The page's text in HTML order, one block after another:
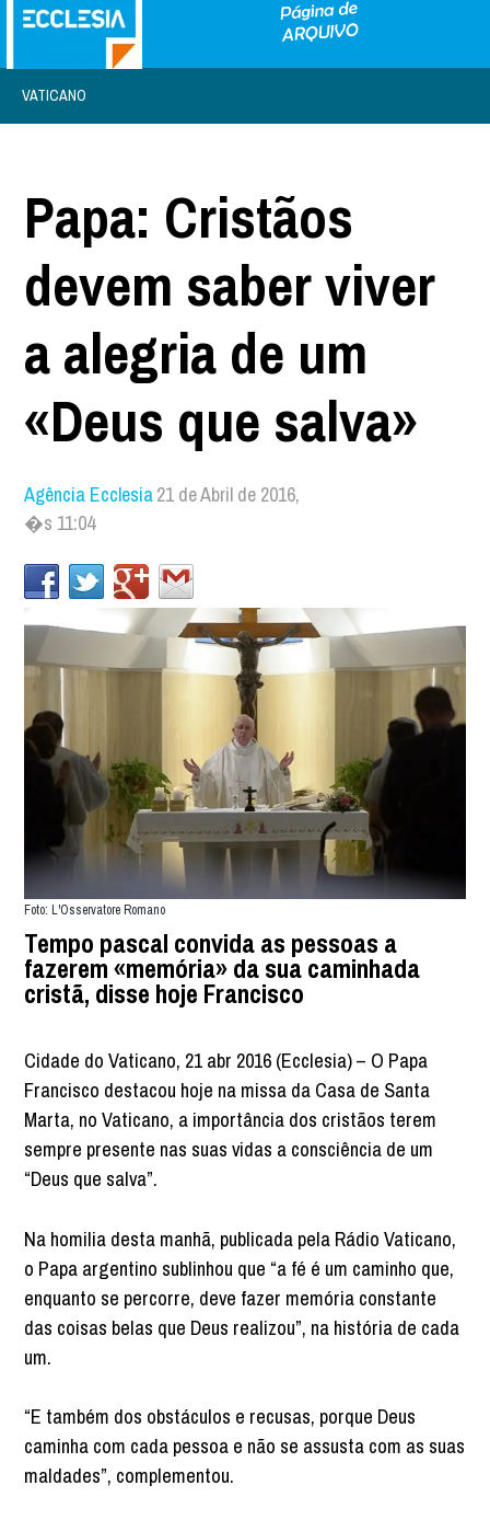
VATICANO
Papa: Cristãos
devem saber viver
a alegria de um
«Deus que salva»
Agência Ecclesia21 de Abril de 2016,
�s 11:04
Foto: L'Osservatore Romano
Tempo pascal convida as pessoas a
fazerem «memória» da sua caminhada
cristã, disse hoje Francisco
Cidade do Vaticano, 21 abr 2016 (Ecclesia) – O Papa
Francisco destacou hoje na missa da Casa de Santa
Marta, no Vaticano, a importância dos cristãos terem
sempre presente nas suas vidas a consciência de um
“Deus que salva”.
Na homilia desta manhã, publicada pela Rádio Vaticano,
o Papa argentino sublinhou que “a fé é um caminho que,
enquanto se percorre, deve fazer memória constante
das coisas belas que Deus realizou”, na história de cada
um.
“E também dos obstáculos e recusas, porque Deus
caminha com cada pessoa e não se assusta com as suas
maldades”, complementou.